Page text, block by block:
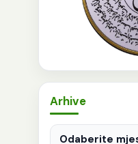
Arhive
Arhive